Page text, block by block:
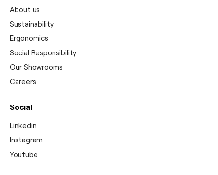
About us
Sustainability
Ergonomics
Social Responsibility
Our Showrooms
Careers
Social
Linkedin
Instagram
Youtube